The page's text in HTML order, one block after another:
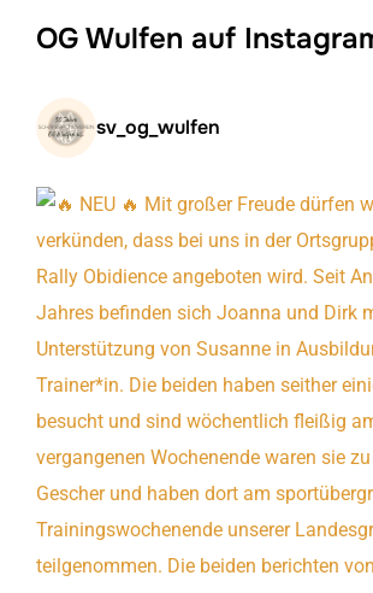
OG Wulfen auf
sv_og_wulfen